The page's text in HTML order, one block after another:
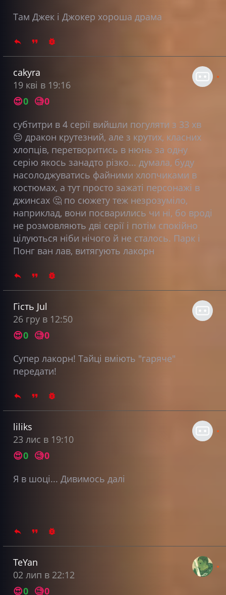
Там Джек і Джокер хороша драма
cakyra
19 кві в 19:16
😍0 🧐0
субтитри в 4 серії вийшли погуляти з 33 хв
😔 дракон крутезний, але з крутих, класних
хлопців, перетворитись в нюнь за одну
серію якось занадто різко... думала, буду
насолоджуватись файними хлопчиками в
костюмах, а тут просто зажаті персонажі в
джинсах 🤔 по сюжету теж незрозуміло,
наприклад, вони посварились чи ні, бо вроді
не розмовляють дві серії і потім спокійно
цілуються ніби нічого й не сталось. Парк і
Понг ван лав, витягують лакорн
Гість Jul
26 гру в 12:50
😍0 🧐0
Супер лакорн! Тайці вміють "гаряче"
передати!
liliks
23 лис в 19:10
😍0 🧐0
Я в шоці... Дивимось далі
TeYan
02 лип в 22:12
😍0 🧐0